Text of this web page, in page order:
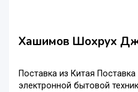
Хашимов Шохрух
Поставка из Китая
электронной бытовой